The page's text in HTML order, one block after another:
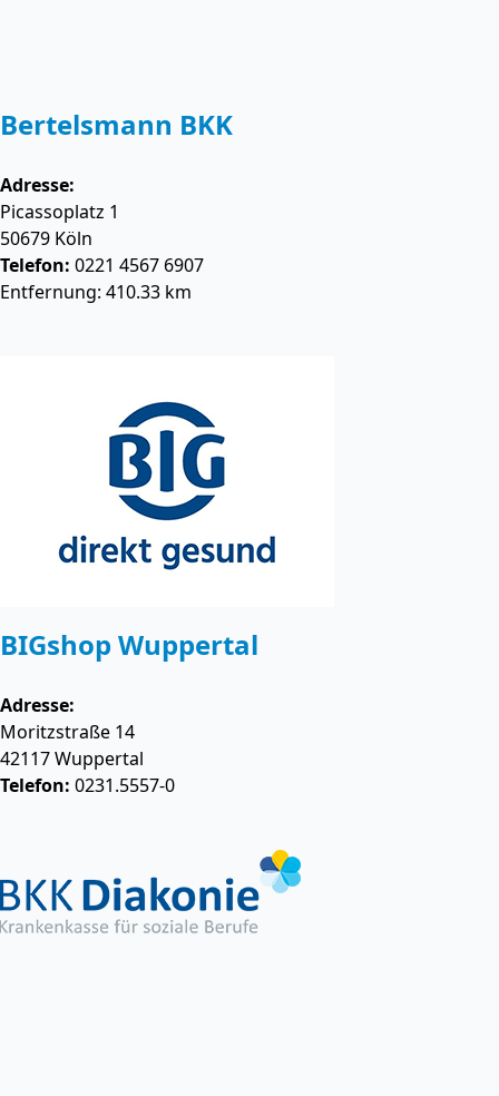
Bertelsmann BKK
Adresse:
Picassoplatz 1
50679 Köln
Telefon: 0221 4567 6907
Entfernung: 410.33 km
BIGshop Wuppertal
Adresse:
Moritzstraße 14
42117Wuppertal
Telefon: 0231.5557-0